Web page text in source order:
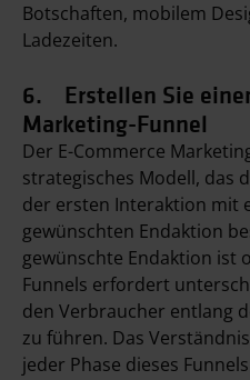
Botschaften, mobilem
Ladezeiten.
6. Erstellen Sie
Marketing-Funnel
Der E-Commerce
strategisches Modell, das
der ersten Interaktion mit
gewünschten Endaktion
gewünschte Endaktion ist
Funnels erfordert
den Verbraucher entlang
zu führen. Das
jeder Phase dieses